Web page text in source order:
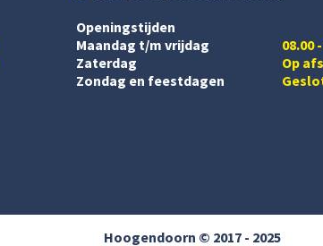
Openingstijden
Maandag t/m vrijdag
08.00
Zaterdag
Op
Zondag en feestdagen
Hoogendoorn © 2017 - 2025